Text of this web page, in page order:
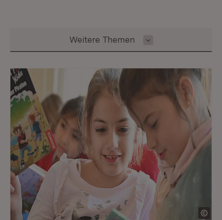
Inhalt auswählen
Weitere Themen